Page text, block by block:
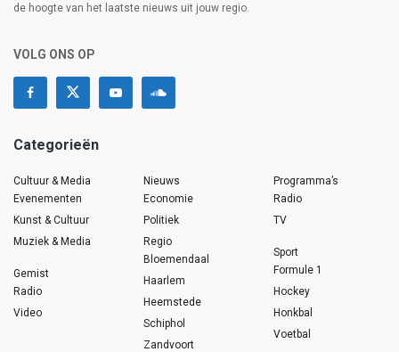
de hoogte van het laatste nieuws uit jouw regio.
VOLG ONS OP
Categorieën
Cultuur & Media
Evenementen
Kunst & Cultuur
Muziek & Media
Gemist
Radio
Video
Nieuws
Economie
Politiek
Regio
Bloemendaal
Haarlem
Heemstede
Schiphol
Zandvoort
Programma’s
Radio
TV
Sport
Formule 1
Hockey
Honkbal
Voetbal